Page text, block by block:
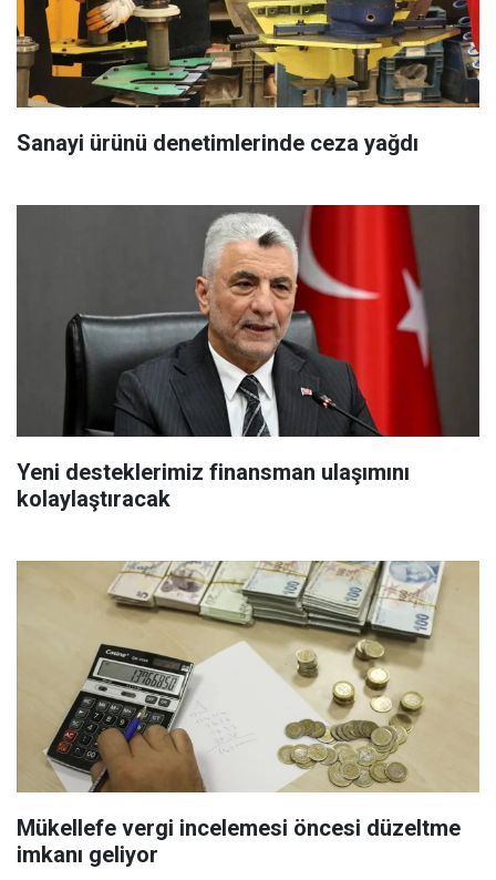
Sanayi ürünü denetimlerinde ceza yağdı
Yeni desteklerimiz finansman ulaşımını
kolaylaştıracak
Mükellefe vergi incelemesi öncesi düzeltme
imkanı geliyor